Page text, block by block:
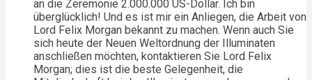
an die Zeremonie 2.000.000 US-Dollar. Ich bin
überglücklich! Und es ist mir ein Anliegen, die Arbeit von
Lord Felix Morgan bekannt zu machen. Wenn auch Sie
sich heute der Neuen Weltordnung der Illuminaten
anschließen möchten, kontaktieren Sie Lord Felix
Morgan; dies ist die beste Gelegenheit, die